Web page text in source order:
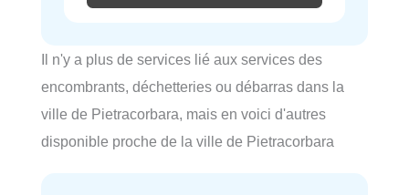
Il n'y a plus de services lié aux services des
encombrants, déchetteries ou débarras dans la
ville de Pietracorbara, mais en voici d'autres
disponible proche de la ville de Pietracorbara